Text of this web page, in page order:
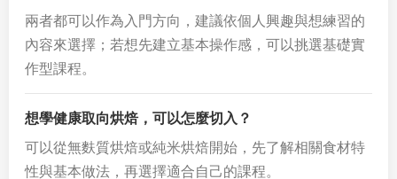
兩者都可以作為入門方向，建議依個人興趣與想練習的
內容來選擇；若想先建立基本操作感，可以挑選基礎實
作型課程。
想學健康取向烘焙，可以怎麼切入？
可以從無麩質烘焙或純米烘焙開始，先了解相關食材特
性與基本做法，再選擇適合自己的課程。